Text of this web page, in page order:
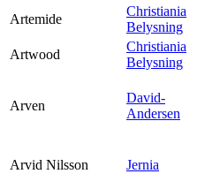
Artemide
Christiania
Belysning
Artwood
Christiania
Belysning
Arven
David-
Andersen
Arvid Nilsson Jernia